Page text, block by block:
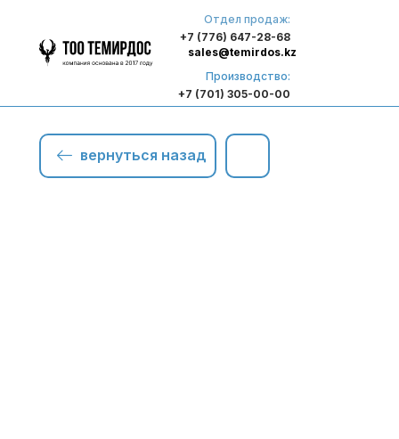
Отдел продаж:
+7 (776) 647-28-68
Производство:
+7 (701) 305-00-00
sales@temirdos.kz
вернуться назад